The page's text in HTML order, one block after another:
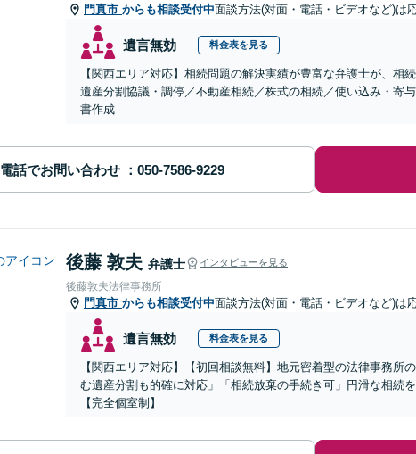
門真市 からも相談受付中面談方法(対面・電話・ビデオなど)は
遺言無効 料金表を見る
【関西エリア対応】相続問題の解決実績が豊富な弁護士が、相
遺産分割協議・調停／不動産相続／株式の相続／使い込み・寄
書作成
電話でお問い合わせ
後藤 敦夫 弁護士 インタビューを見る
後藤敦夫法律事務所
門真市 からも相談受付中面談方法(対面・電話・ビデオなど)は
遺言無効 料金表を見る
【関西エリア対応】【初回相談無料】地元密着型の法律事務
む遺産分割も的確に対応」「相続放棄の手続き可」円滑な相続
【完全個室制】